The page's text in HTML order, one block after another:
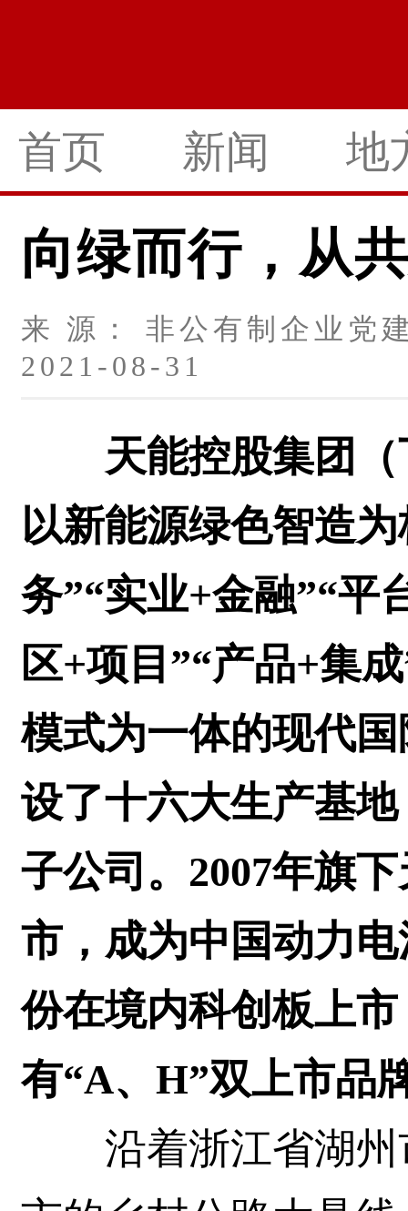
首页 新闻 地
向绿而行，从
来 源： 非公有制企业
2021-08-31
天能控股集团（
以新能源绿色智造
务”“实业+金融”“平
区+项目”“产品+集
模式为一体的现代
设了十六大生产基
子公司。2007年旗
市，成为中国动力
份在境内科创板上
有“A、H”双上市品
沿着浙江省湖州